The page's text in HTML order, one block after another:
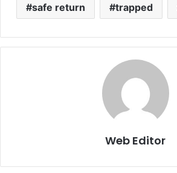
safe return trapped
Web Editor